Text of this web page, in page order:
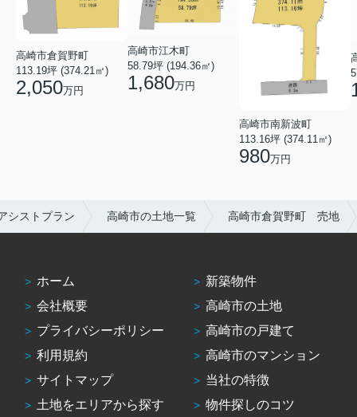
高崎市倉賀野町
113.19坪 (374.21㎡)
2,050万円
高崎市江木町
58.79坪 (194.36㎡)
1,680万円
高崎市南新波町
113.16坪 (374.11㎡)
980万円
シストプラン 高崎市の土地一覧 高崎市倉賀野町 売地
ホーム
会社概要
プライバシーポリシー
利用規約
サイトマップ
土地をエリアから探す
新築物件
高崎市の土地
高崎市の戸建て
高崎市のマンション
当社の特徴
物件探しのコツ